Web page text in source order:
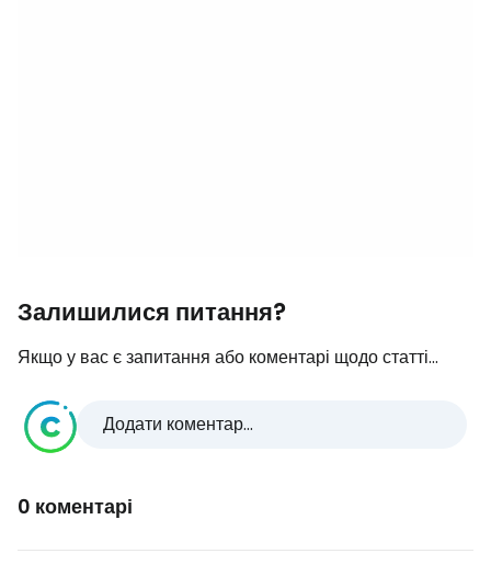
Залишилися питання?
Якщо у вас є запитання або коментарі щодо статті...
Додати коментар...
0 коментарі